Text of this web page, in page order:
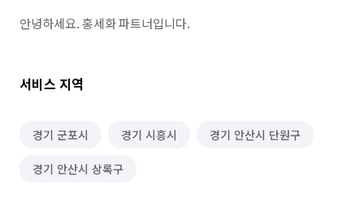
안녕하세요. 홍세화 파트너입니다.
서비스 지역
경기 군포시 경기 시흥시 경기 안산시 단원구
경기 안산시 상록구